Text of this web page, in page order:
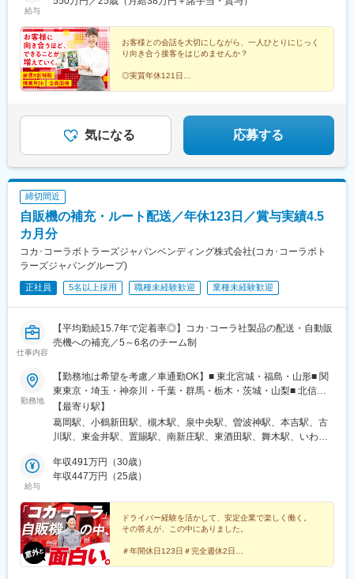
県)、西黒崎駅、長崎駅前駅、新宿駅、有楽町駅、四ツ橋駅、府中
本町駅、上野広小路駅、越前花堂駅、茶所駅、ドーム前千代崎
駅、花田口駅、県庁前駅(兵庫県)、郵便局前駅、宇品二丁目駅、比
治山橋駅、旦過駅、天神南駅、五島町駅
島県)、古津駅、春日山駅、東柏崎駅、西新発田駅、西大島駅、光
寺駅、町田駅、三鷹駅、田無駅、小田急多摩センター駅、東大和
市駅、清瀬駅、池袋駅、北千住駅、有楽町駅、自由が丘駅、新日
本橋駅、たまプラーザ駅、京急川崎駅、武蔵溝ノ口駅、鴨居駅、
川崎駅、武蔵小杉駅、東神奈川駅、横浜駅、瀬谷駅、橋本駅(神奈
川県)、本厚木駅、海老名駅(相鉄・小田急)、辻堂駅、平塚駅、鴨
駅、五井駅、茂原駅、千葉ニュータウン中央駅、八千代台駅、ち
はら台駅、都賀駅、松戸駅、北国分駅、新津田沼駅、柏の葉キャ
ンパス駅、柏駅、梅郷駅、東川口駅、浦和駅、八木崎駅、桶川
下館駅、内原駅、勝田駅、荒川沖駅、小絹駅、入地駅、偕楽園
駅、黒磯駅、佐野駅、宇都宮駅東口駅、御殿場駅、静岡駅、伊豆
仁田駅、掛川駅、助信駅、草薙駅(静岡鉄道線)、磐田駅、沼津駅、
寺本駅、南栄駅、徳重駅、印場駅、北岡崎駅、西尾駅、成岩駅、
新上挙母駅、南安城駅、上社駅、今伊勢駅、小牧口駅、桐原駅(長
野県)、塩尻駅、上田駅、南松本駅、佐久平駅、国母駅、近鉄四日
市駅、白子駅、名張駅、平田町駅、高山駅、岐阜駅、蘇原駅、南
富山駅、大泉駅(富山県)、七尾駅、七ツ屋駅、新西金沢駅、北府
駅、高の原駅、瀬田駅(滋賀県)、南彦根駅、長浜駅、少路駅、枚方
市駅、松井山手駅、新石切駅、高槻駅、堺駅、富木駅、和泉中央
駅(東海道本線)、西宮北口駅、西宮駅、箕谷駅、西二見駅、播磨高
岡駅、東姫路駅、荒井駅、西新町駅、讃岐塩屋駅、伏石駅、香西
駅、鳴門駅、阿南駅、はりまや橋駅、曙町東町駅、いよ立花駅、
新居浜駅、伊予富田駅、西富井駅、球場前駅(岡山県)、備前三門
駅、総社駅、西大寺駅、天神川駅、佐伯区役所前駅、新広駅、東
福山駅、古市橋駅、岩国駅、防府駅、柳井駅、矢原駅、益田駅、
鳥取駅、三本松口駅、出雲市駅、出雲科学館パークタウン前駅、
貝塚駅(福岡県)、藤崎駅(福岡県)、七隈駅、都府楼前駅、南久留米
駅、佐賀駅、鳥栖駅、須屋駅、平成駅、竜田口駅、スタジアムシ
ティノース駅、幸駅、長与駅、都城駅、小林駅(宮崎県)、志布志
駅、高見橋駅、てだこ浦西駅、新宿駅(東京メトロ)、大阪梅田駅
(阪急線)、中野駅(東京都)、大阪駅、なんば駅(南海線)、仙台駅、
亀戸水神駅、南阿佐ケ谷駅、日本橋駅(東京都)、東池袋駅、銀座
給与
お客様との会話を大切にしながら、一人ひとりにじっく
り向き合う接客をはじめませんか？
◎実質年休121日
◎有休取得率95.5％
◎産休・育休取得実績多数
気になる 応募する
締切間近
自販機の補充・ルート配送／年休123日／賞与実績4.5
カ月分
コカ･コーラボトラーズジャパンベンディング株式会社(コカ･コーラボト
ラーズジャパングループ)
正社員 5名以上採用 職種未経験歓迎 業種未経験歓迎
仕事内容
【平均勤続15.7年で定着率◎】コカ･コーラ社製品の配送・自動販
売機への補充／5～6名のチーム制
勤務地
【勤務地は希望を考慮／車通勤OK】■ 東北宮城・福島・山形■ 関
東東京・埼玉・神奈川・千葉・群馬・栃木・茨城・山梨■ 北信越
新潟■ 東海静岡・岐阜・愛知・三重■ 近畿滋賀・奈良・和歌山・大
阪・京都・兵庫■中国・四国岡山・香川・徳島・高知・広島・山口
■ 九州福岡・熊本・大分・宮崎・鹿児島・長崎・佐賀※一部、自社
だきます。※受動喫煙対策あり
【最寄り駅】
葛岡駅、小鶴新田駅、槻木駅、泉中央駅、曽波神駅、本吉駅、古
川駅、東金井駅、置賜駅、南新庄駅、東酒田駅、舞木駅、いわき
学園駅、神立駅、岩瀬駅、小木津駅、赤塚駅、野木駅、田島駅、
岡本駅(栃木県)、群馬八幡駅、治良門橋駅、東所沢駅、与野本町
本庄駅、大野原駅、八千代緑が丘駅、新習志野駅、木更津駅、我
孫子駅、県庁前駅(千葉県)、門前仲町駅、東陽町駅、高井戸駅、池
袋駅、東池袋駅、志村坂上駅、東大和市駅、京急新子安駅、桜ケ
丘駅、北久里浜駅、東戸塚駅、鳥浜駅、新綱島駅、武蔵中原駅、
社家駅、秦野駅、平塚駅、南橋本駅、小針駅、宮内駅(新潟県)、石
給与
年収491万円（30歳）
年収447万円（25歳）
ドライバー経験を活かして、安定企業で楽しく働く。
その答えが、この中にありました。
＃年間休日123日＃完全週休2日